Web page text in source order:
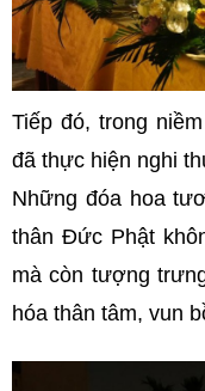
Tiếp đó, trong
đã thực hiện nghi
Những đóa hoa
thân Đức Phật
mà còn tượng
hóa thân tâm, vun